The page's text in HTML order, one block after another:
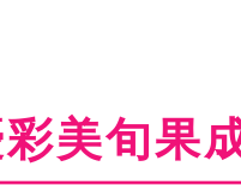
美旬果